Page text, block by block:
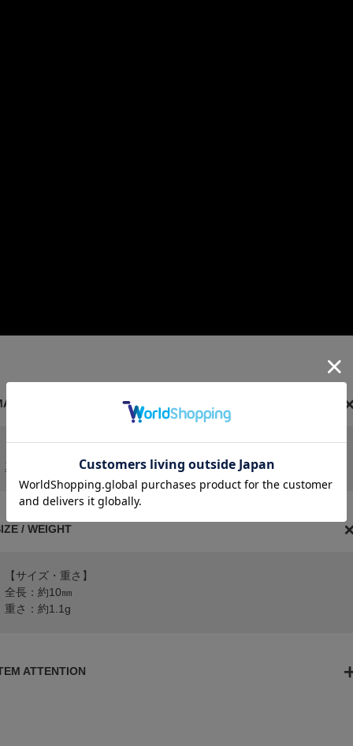
真鍮（YGDコーティング（ニッケルフリー））・ムーンストーン
/ WEIGHT
【サイズ・重さ】
全長：約10㎜
重さ：約1.1g
ATTENTION